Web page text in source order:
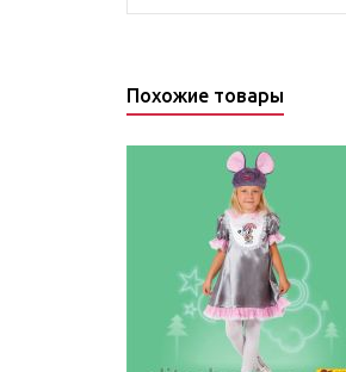
Похожие товары